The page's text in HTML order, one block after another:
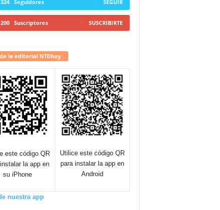
324 Seguidores SEGUIR
200 Suscriptores SUSCRIBIRTE
la editorial NTDhoy
este código QR
la app en
su iPhone
Utilice este código QR
para instalar la app en
Android
nuestra app